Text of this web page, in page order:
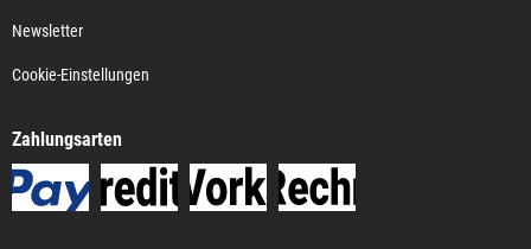
Newsletter
Cookie-Einstellungen
Zahlungsarten